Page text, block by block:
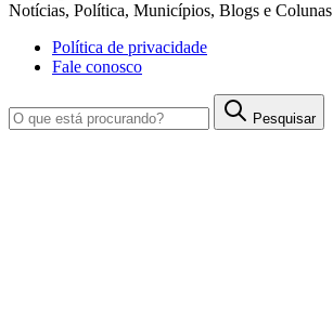
Notícias, Política, Municípios, Blogs e Colunas
Política de privacidade
Fale conosco
Pesquisar